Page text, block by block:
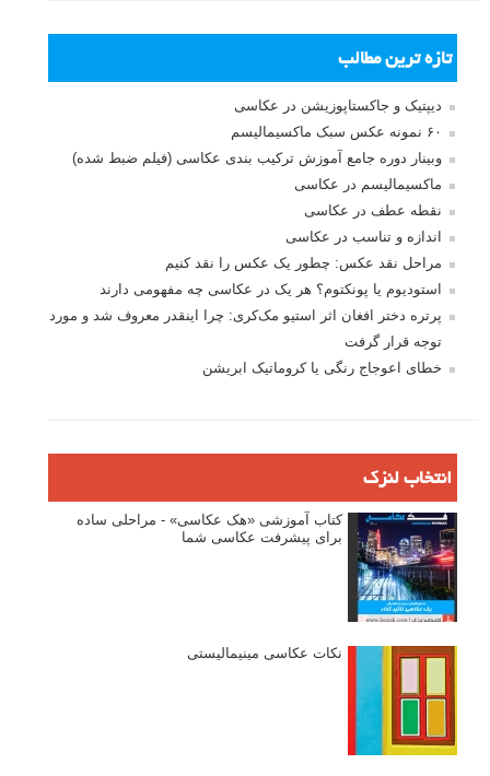
تازه ترین مطالب
دیپتیک و جاکستا‌پوزیشن در عکاسی
۶۰ نمونه عکس سبک ماکسیمالیسم
وبینار دوره جامع آموزش ترکیب بندی عکاسی (فیلم ضبط شده)
ماکسیمالیسم در عکاسی
نقطه عطف در عکاسی
اندازه و تناسب در عکاسی
مراحل نقد عکس: چطور یک عکس را نقد کنیم
استودیوم یا پونکتوم؟ هر یک در عکاسی چه مفهومی دارند
پرتره دختر افغان اثر استیو مک‌کری: چرا اینقدر معروف شد و مورد
توجه قرار گرفت
خطای اعوجاج رنگی یا کروماتیک ابریشن
انتخاب لنزک
کتاب آموزشی «هک عکاسی» - مراحلی ساده
برای پیشرفت عکاسی شما
نکات عکاسی مینیمالیستی